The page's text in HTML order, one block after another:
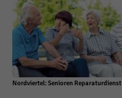
Nordviertel: Senioren Reparaturdienst